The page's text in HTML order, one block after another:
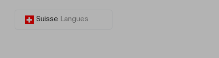
Suisse Langues